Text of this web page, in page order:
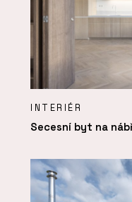
INTERIÉR
Secesní byt na